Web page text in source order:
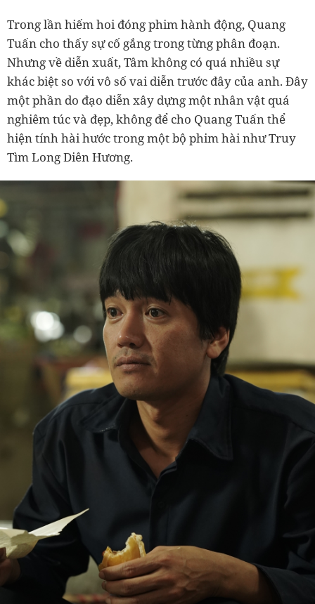
Trong lần hiếm hoi đóng phim hành động, Quang
Tuấn cho thấy sự cố gắng trong từng phân đoạn.
Nhưng về diễn xuất, Tâm không có quá nhiều sự
khác biệt so với vô số vai diễn trước đây của anh. Đây
một phần do đạo diễn xây dựng một nhân vật quá
nghiêm túc và đẹp, không để cho Quang Tuấn thể
hiện tính hài hước trong một bộ phim hài như Truy
Tìm Long Diên Hương.